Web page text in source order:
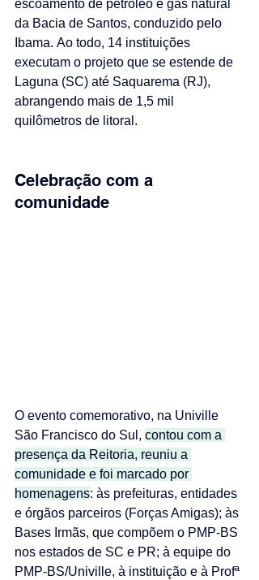
escoamento de petróleo e gás natural
da Bacia de Santos, conduzido pelo
Ibama. Ao todo, 14 instituições
executam o projeto que se estende de
Laguna (SC) até Saquarema (RJ),
abrangendo mais de 1,5 mil
quilômetros de litoral.
Celebração com a
comunidade
O evento comemorativo, na Univille
São Francisco do Sul, contou com a
presença da Reitoria, reuniu a
comunidade e foi marcado por
homenagens: às prefeituras, entidades
e órgãos parceiros (Forças Amigas); às
Bases Irmãs, que compõem o PMP-BS
nos estados de SC e PR; à equipe do
PMP-BS/Univille, à instituição e à Profª